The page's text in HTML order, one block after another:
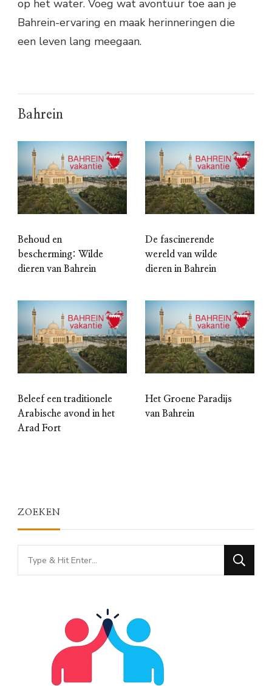
op het water. Voeg wat avontuur toe aan je
Bahrein-ervaring en maak herinneringen die
een leven lang meegaan.
Bahrein
Behoud en
bescherming: Wilde
dieren van Bahrein
De fascinerende
wereld van wilde
dieren in Bahrein
Beleef een traditionele
Arabische avond in het
Arad Fort
Het Groene Paradijs
van Bahrein
ZOEKEN
Looking
for